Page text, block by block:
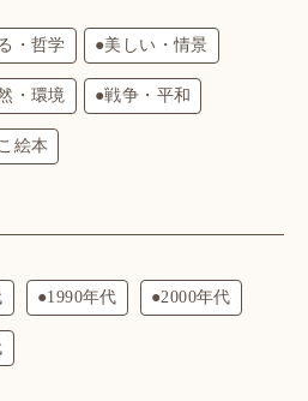
・哲学 ●美しい・情景
・環境 ●戦争・平和
絵本
●1990年代 ●2000年代